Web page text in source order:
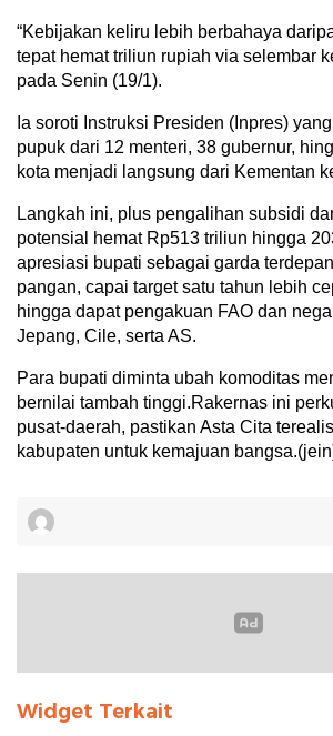
“Kebijakan keliru lebih berbahaya
tepat hemat triliun rupiah via selembar
pada Senin (19/1).
Ia soroti Instruksi Presiden (Inpres)
pupuk dari 12 menteri, 38 gubernur,
kota menjadi langsung dari Kementan
Langkah ini, plus pengalihan subsidi
potensial hemat Rp513 triliun hingga
apresiasi bupati sebagai garda
pangan, capai target satu tahun lebih
hingga dapat pengakuan FAO dan
Jepang, Cile, serta AS.
Para bupati diminta ubah komoditas
bernilai tambah tinggi.Rakernas ini
pusat-daerah, pastikan Asta Cita
kabupaten untuk kemajuan
Widget Terkait